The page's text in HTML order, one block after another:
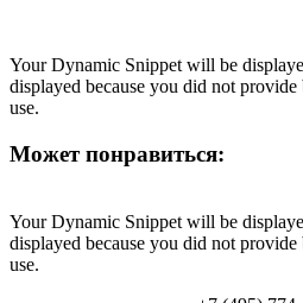
Your Dynamic Snippet will be
displayed because you did not
use.
Может понравиться:
Your Dynamic Snippet will be
displayed because you did not
use.